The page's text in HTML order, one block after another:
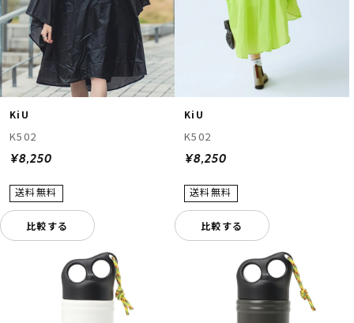
KiU
K502
¥8,250
比較する
KiU
K502
¥8,250
比較する